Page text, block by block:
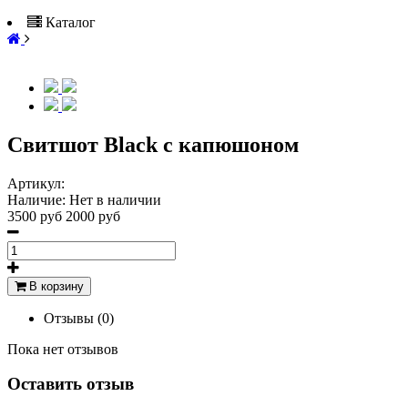
Каталог
Свитшот Black с капюшоном
Артикул:
Наличие: Нет в наличии
3500 руб 2000 руб
В корзину
Отзывы (0)
Пока нет отзывов
Оставить отзыв